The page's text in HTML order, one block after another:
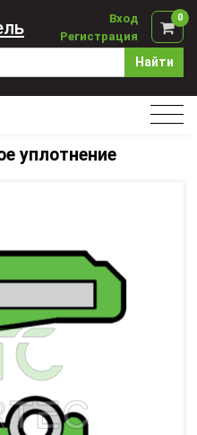
Найти
Вход
Регистрация
0
уплотнение